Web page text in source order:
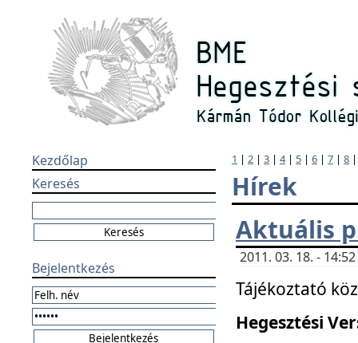
Kezdőlap
Keresés
Bejelentkezés
1 | 2 | 3 | 4| 5 | 6 | 7 | 8
Hírek
Aktuális
2011. 03. 18. -
Tájékoztató
Hegesztési